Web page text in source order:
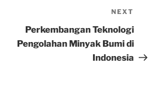
Post
NEXT
Perkembangan Teknologi
Pengolahan Minyak Bumi di
Indonesia